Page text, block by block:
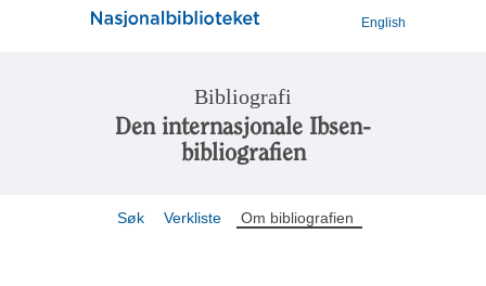
English
Bibliografi
Den internasjonale Ibsen-
bibliografien
Søk Verkliste Om bibliografien